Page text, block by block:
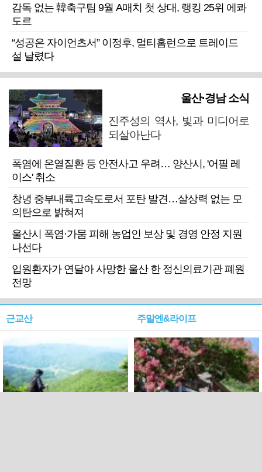
감독 없는 韓축구팀 9월 A매치 첫 상대, 랭킹 25위 에콰
도르
“성공은 자이언츠서” 이정후, 멀티홈런으로 트레이드
설 날렸다
울산·경남 소식
진주성의 역사, 빛과 미디어로
되살아난다
폭염에 온열질환 등 안전사고 우려… 양산시, '어필 레
이스' 취소
창녕 중부내륙고속도로서 포탄 발견…살상력 없는 모
의탄으로 밝혀져
울산시 폭염·가뭄 피해 농업인 보상 및 경영 안정 지원
나선다
입원환자가 연달아 사망한 울산 한 정신의료기관 폐원
전망
근교산 주말엔&라이프